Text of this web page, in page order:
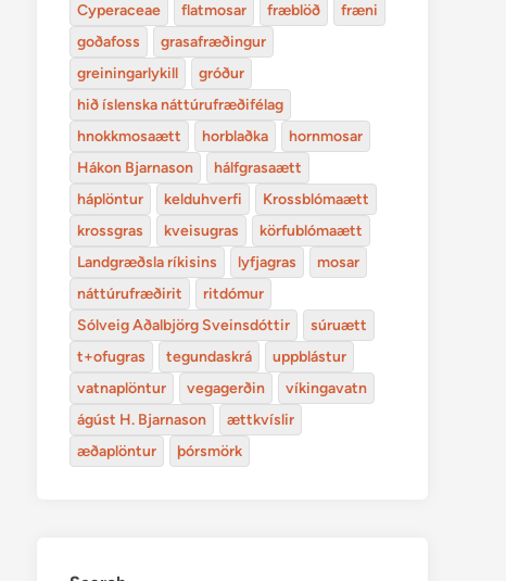
Cyperaceae
flatmosar fræblöð
fræni
goðafoss
grasafræðingur
greiningarlykill
gróður
hið íslenska náttúrufræðifélag
hnokkmosaætt
horblaðka
hornmosar
Hákon Bjarnason
hálfgrasaætt
háplöntur
kelduhverfi
Krossblómaætt
krossgras
kveisugras
körfublómaætt
Landgræðsla ríkisins
lyfjagras
mosar
náttúrufræðirit
ritdómur
Sólveig Aðalbjörg Sveinsdóttir
súruætt
t+ofugras
tegundaskrá
uppblástur
vatnaplöntur
vegagerðin
víkingavatn
ágúst H. Bjarnason
ættkvíslir
æðaplöntur
þórsmörk